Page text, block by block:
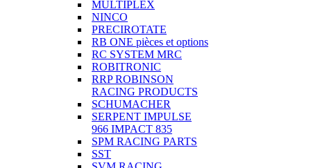
MULTIPLEX
NINCO
PRECIROTATE
RB ONE pièces et options
RC SYSTEM MRC
ROBITRONIC
RRP ROBINSON
RACING PRODUCTS
SCHUMACHER
SERPENT IMPULSE
966 IMPACT 835
SPM RACING PARTS
SST